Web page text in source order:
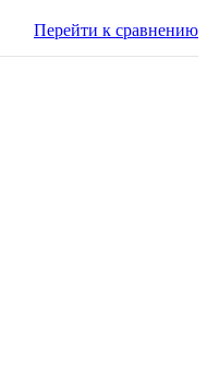
Перейти к сравнению